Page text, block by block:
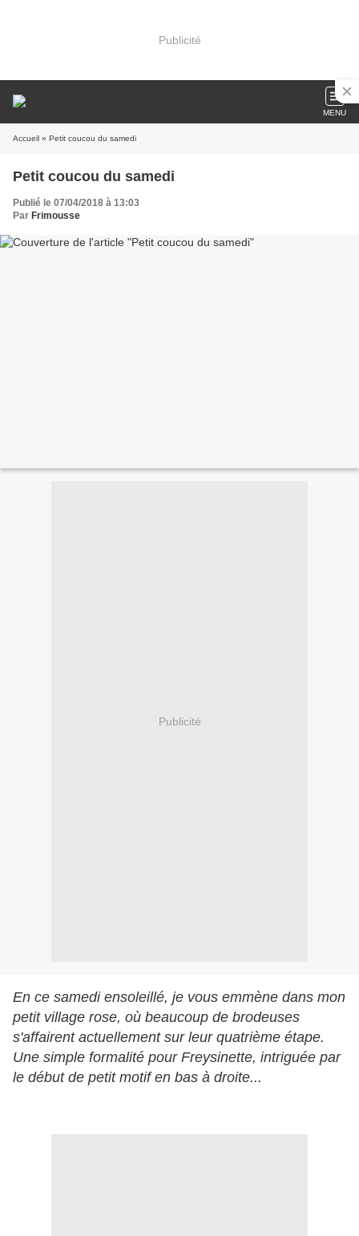
Publicité
MENU
Accueil » Petit coucou du samedi
Petit coucou du samedi
Publié le 07/04/2018 à 13:03
Par Frimousse
Publicité
En ce samedi ensoleillé, je vous emmène dans mon
petit village rose, où beaucoup de brodeuses
s'affairent actuellement sur leur quatrième étape.
Une simple formalité pour Freysinette, intriguée par
le début de petit motif en bas à droite...